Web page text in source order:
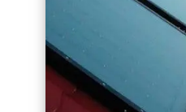
Checkout
CONDICIONES DE COMPRA